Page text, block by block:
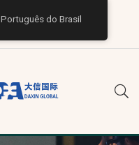
Português do Brasil